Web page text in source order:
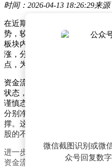
时间：2026-04-13 18:26:29来
在近期的市场交易中，字节跳
势，较前一交易日上涨0.28%
板块内的领涨个股。与此同时
涨，分别上涨0.06%和0.69%，
点，为市场整体氛围增添了一
资金流向方面，字节跳动概念
状态，金额达到10.4亿元，显
谨慎态度。然而，游资与散户
分别净流入5.21亿元和5.19亿
撑。这种资金流向的分化，反
股的不同预期与操作策略。
进一步观察板块内个股的资金
资金流动情况存在显著差异。
微信截图识别或微
众号回复数字